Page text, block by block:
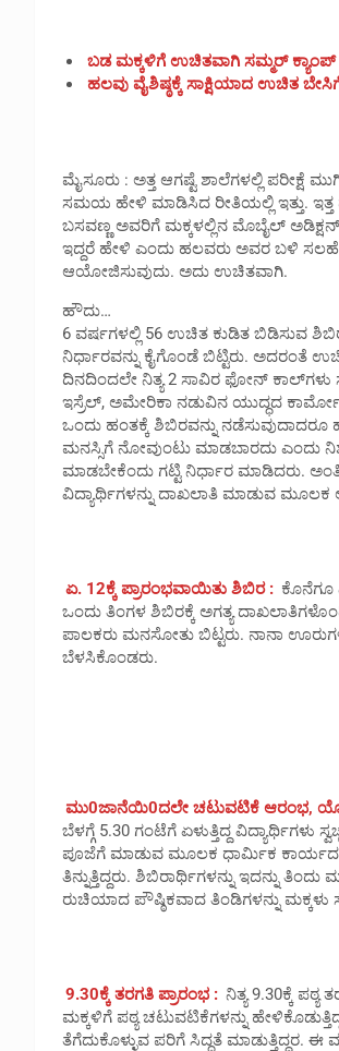
ಬಡ ಮಕ್ಕಳಿಗೆ ಉಚಿತವಾಗಿ ಸಮ್ಮರ್
ಹಲವು ವೈಶಿಷ್ಠಕ್ಕೆ ಸಾಕ್ಷಿಯಾದ ಉಚಿತ
ಮೈಸೂರು : ಅತ್ತ ಆಗಷ್ಟೆ ಶಾಲೆಗಳಲ್ಲಿ ಪರೀಕ್ಷೆ
ಸಮಯ ಹೇಳಿ ಮಾಡಿಸಿದ ರೀತಿಯಲ್ಲಿ ಇತ್ತು. ಇತ್ತ
ಬಸವಣ್ಣ ಅವರಿಗೆ ಮಕ್ಕಳಲ್ಲಿನ ಮೊಬೈಲ್ ಅಡಿಕ್ಷನ್
ಇದ್ದರೆ ಹೇಳಿ ಎಂದು ಹಲವರು ಅವರ ಬಳಿ ಸಲಹೆ
ಆಯೋಜಿಸುವುದು. ಅದು ಉಚಿತವಾಗಿ.
ಹೌದು…
6 ವರ್ಷಗಳಲ್ಲಿ 56 ಉಚಿತ ಕುಡಿತ ಬಿಡಿಸುವ
ನಿರ್ಧಾರವನ್ನು ಕೈಗೊಂಡೆ ಬಿಟ್ಟಿರು.
ದಿನದಿಂದಲೇ ನಿತ್ಯ 2 ಸಾವಿರ ಫೋನ್ ಕಾಲ್‌ಗಳು
ಇಸ್ರೆಲ್, ಅಮೇರಿಕಾ ನಡುವಿನ ಯುದ್ಧದ
ಒಂದು ಹಂತಕ್ಕೆ ಶಿಬಿರವನ್ನು
ಮನಸ್ಸಿಗೆ ನೋವುಂಟು ಮಾಡಬಾರದು ಎಂದು
ಮಾಡಬೇಕೆಂದು ಗಟ್ಟಿ ನಿರ್ಧಾರ ಮಾಡಿದರು.
ವಿದ್ಯಾರ್ಥಿಗಳನ್ನು ದಾಖಲಾತಿ ಮಾಡುವ
ಏ. 12ಕ್ಕೆ ಪ್ರಾರಂಭವಾಯಿತು ಶಿಬಿರ : ಕೊನೆಗೂ
ಒಂದು ತಿಂಗಳ ಶಿಬಿರಕ್ಕೆ ಅಗತ್ಯ
ಪಾಲಕರು ಮನಸೋತು ಬಿಟ್ಟರು. ನಾನಾ
ಬೆಳಸಿಕೊಂಡರು.
ಮು0ಜಾನೆಯಿ0ದಲೇ ಚಟುವಟಿಕೆ ಆರಂಭ,
ಬೆಳಗ್ಗೆ 5.30 ಗಂಟೆಗೆ ಏಳುತ್ತಿದ್ದ
ಪೂಜೆಗೆ ಮಾಡುವ ಮೂಲಕ ಧಾರ್ಮಿಕ ಕಾರ್ಯದಲ್ಲಿ
ತಿನ್ನುತ್ತಿದ್ದರು. ಶಿಬಿರಾರ್ಥಿಗಳನ್ನು ಇದನ್ನು
ರುಚಿಯಾದ ಪೌಷ್ಠಿಕವಾದ ತಿಂಡಿಗಳನ್ನು ಮಕ್ಕಳು
9.30ಕ್ಕೆ ತರಗತಿ ಪ್ರಾರಂಭ : ನಿತ್ಯ 9.30ಕ್ಕೆ
ಮಕ್ಕಳಿಗೆ ಪಠ್ಯ ಚಟುವಟಿಕೆಗಳನ್ನು
ತೆಗೆದುಕೊಳ್ಳುವ ಪರಿಗೆ ಸಿದ್ಧತೆ ಮಾಡುತ್ತಿದ್ದರ.